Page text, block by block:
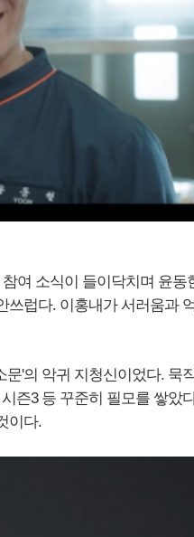
여 소식이 들이닥치며 윤동
쓰럽다. 이홍내가 서러움과
'의 악귀 지청신이었다. 묵
즌3 등 꾸준히 필모를 쌓았
이다.